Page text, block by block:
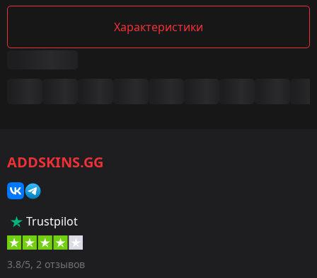
Характеристики
Категория:
Скины
Штурмовые винтовки
Оружие:
ADDSKINS.GG
Trustpilot
3.8/5, 2 отзывов